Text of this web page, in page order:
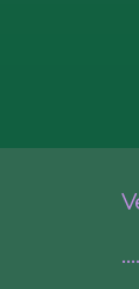
....